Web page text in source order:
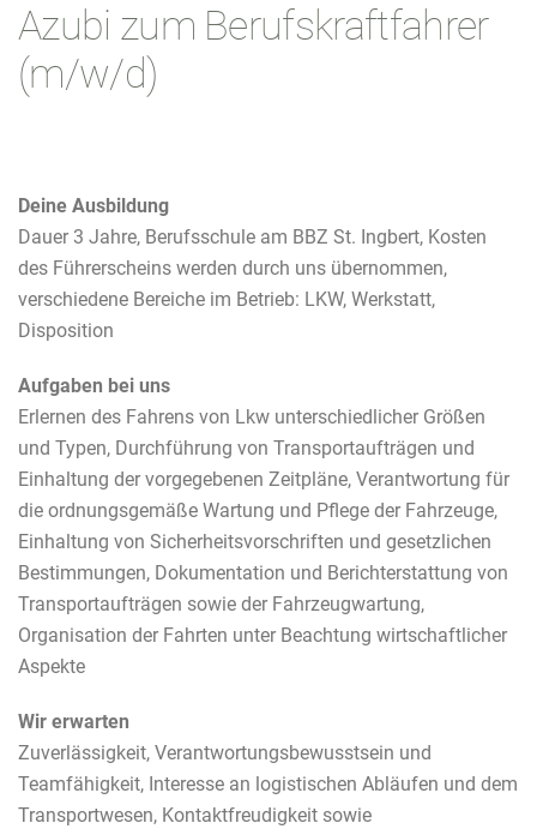
Azubi zum Berufskraftfahrer
(m/w/d)
Deine Ausbildung
Dauer 3 Jahre, Berufsschule am BBZ St. Ingbert, Kosten
des Führerscheins werden durch uns übernommen,
verschiedene Bereiche im Betrieb: LKW, Werkstatt,
Disposition
Aufgaben bei uns
Erlernen des Fahrens von Lkw unterschiedlicher Größen
und Typen, Durchführung von Transportaufträgen und
Einhaltung der vorgegebenen Zeitpläne, Verantwortung für
die ordnungsgemäße Wartung und Pflege der Fahrzeuge,
Einhaltung von Sicherheitsvorschriften und gesetzlichen
Bestimmungen, Dokumentation und Berichterstattung von
Transportaufträgen sowie der Fahrzeugwartung,
Organisation der Fahrten unter Beachtung wirtschaftlicher
Aspekte
Wir erwarten
Zuverlässigkeit, Verantwortungsbewusstsein und
Teamfähigkeit, Interesse an logistischen Abläufen und dem
Transportwesen, Kontaktfreudigkeit sowie